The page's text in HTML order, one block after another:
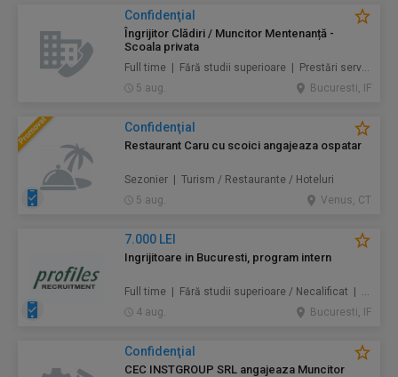
Confidenţial
Îngrijitor Clădiri / Muncitor Mentenanță -
Scoala privata
Full time | Fără studii superioare | Prestări servicii / Mentenanță / Instalații / Construcţii / Amenajări
5 aug.
Bucuresti, IF
Confidenţial
Restaurant Caru cu scoici angajeaza ospatar
Sezonier | Turism / Restaurante / Hoteluri
5 aug.
Venus, CT
7.000 LEI
Ingrijitoare in Bucuresti, program intern
Full time | Fără studii superioare / Necalificat | Au pair / Babysitter / Curăţenie / Prestări servicii
4 aug.
Bucuresti, IF
Confidenţial
CEC INSTGROUP SRL angajeaza Muncitor